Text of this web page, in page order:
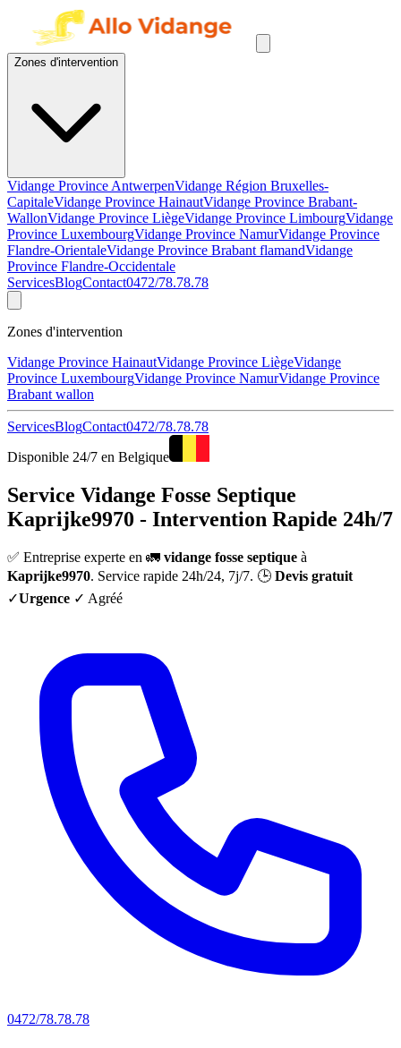
Zones d'intervention
Vidange Province AntwerpenVidange Région Bruxelles-
CapitaleVidange Province HainautVidange Province Brabant-
WallonVidange Province LiègeVidange Province LimbourgVidange
Province LuxembourgVidange Province NamurVidange Province
Flandre-OrientaleVidange Province Brabant flamandVidange
Province Flandre-Occidentale
ServicesBlogContact0472/78.78.78
Zones d'intervention
Vidange Province HainautVidange Province LiègeVidange
Province LuxembourgVidange Province NamurVidange Province
Brabant wallon
ServicesBlogContact0472/78.78.78
Disponible 24/7 en Belgique
Service Vidange Fosse Septique
Kaprijke9970 - Intervention Rapide 24h/7
✅ Entreprise experte en 🚛 vidange fosse septique à
Kaprijke9970. Service rapide 24h/24, 7j/7. 🕒 Devis gratuit
✓Urgence ✓ Agréé
0472/78.78.78